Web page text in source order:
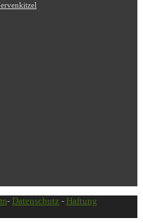
- Datenschutz - Haftung